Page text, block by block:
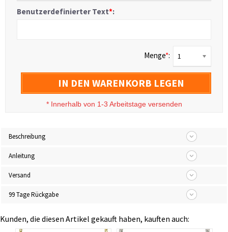
Benutzerdefinierter Text*:
Menge*: 1
IN DEN WARENKORB LEGEN
* Innerhalb von 1-3 Arbeitstage versenden
Beschreibung
Anleitung
Versand
99 Tage Rückgabe
Kunden, die diesen Artikel gekauft haben, kauften auch: